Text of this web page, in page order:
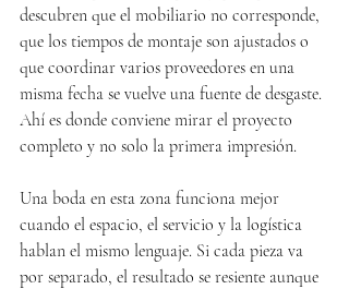
descubren que el mobiliario no corresponde,
que los tiempos de montaje son ajustados o
que coordinar varios proveedores en una
misma fecha se vuelve una fuente de desgaste.
Ahí es donde conviene mirar el proyecto
completo y no solo la primera impresión.
Una boda en esta zona funciona mejor
cuando el espacio, el servicio y la logística
hablan el mismo lenguaje. Si cada pieza va
por separado, el resultado se resiente aunque